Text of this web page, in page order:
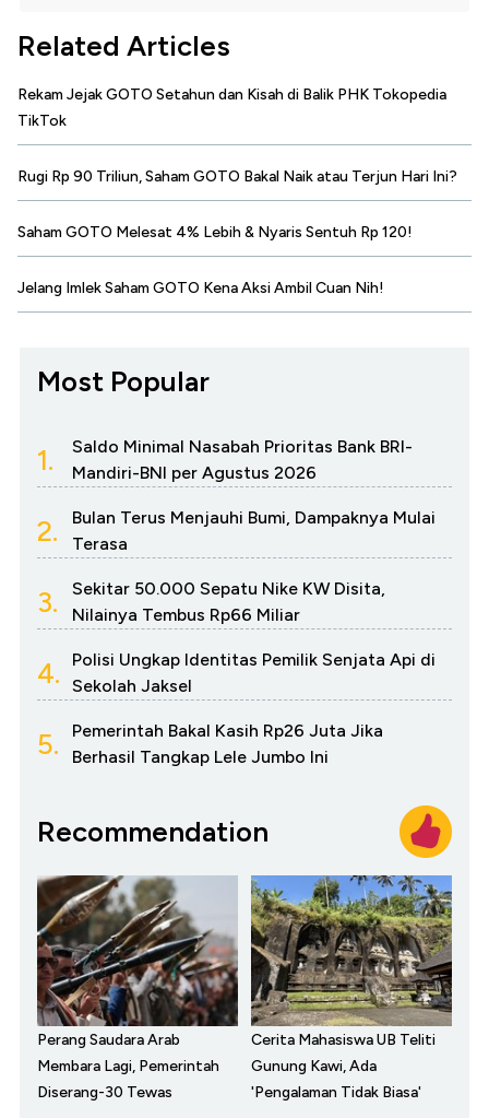
Related Articles
Rekam Jejak GOTO Setahun dan Kisah di Balik PHK Tokopedia
TikTok
Rugi Rp 90 Triliun, Saham GOTO Bakal Naik atau Terjun Hari Ini?
Saham GOTO Melesat 4% Lebih & Nyaris Sentuh Rp 120!
Jelang Imlek Saham GOTO Kena Aksi Ambil Cuan Nih!
Most Popular
1.
Saldo Minimal Nasabah Prioritas Bank BRI-
Mandiri-BNI per Agustus 2026
2.
Bulan Terus Menjauhi Bumi, Dampaknya Mulai
Terasa
3.
Sekitar 50.000 Sepatu Nike KW Disita,
Nilainya Tembus Rp66 Miliar
4.
Polisi Ungkap Identitas Pemilik Senjata Api di
Sekolah Jaksel
5.
Pemerintah Bakal Kasih Rp26 Juta Jika
Berhasil Tangkap Lele Jumbo Ini
Recommendation
Perang Saudara Arab
Membara Lagi, Pemerintah
Diserang-30 Tewas
Cerita Mahasiswa UB Teliti
Gunung Kawi, Ada
'Pengalaman Tidak Biasa'